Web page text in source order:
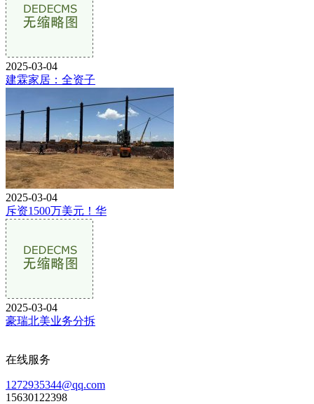
2025-03-04
建霖家居：全资子
2025-03-04
斥资1500万美元！华
2025-03-04
豪瑞北美业务分拆
在线服务
1272935344@qq.com
15630122398